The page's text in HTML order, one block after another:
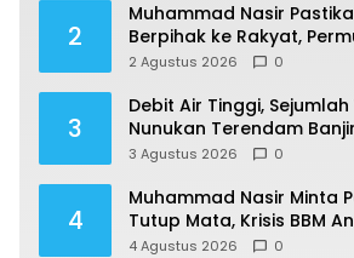
2
Muhammad Nasir
Berpihak ke Rakyat,
hingga Perluas Pasar
2 Agustus 2026 0
3
Debit Air Tinggi,
Nunukan Terendam Banjir
3 Agustus 2026 0
4
Muhammad Nasir Minta
Tutup Mata, Krisis BBM
Masyarakat Nunukan
4 Agustus 2026 0